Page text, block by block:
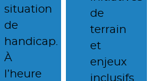
situation
de
handicap.
À
l’heure
de
terrain
et
enjeux
inclusifs